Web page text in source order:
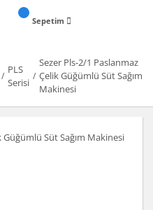
Sepetim
PLS
Serisi
Sezer Pls-2/1 Paslanmaz
Çelik Güğümlü Süt Sağım
Makinesi